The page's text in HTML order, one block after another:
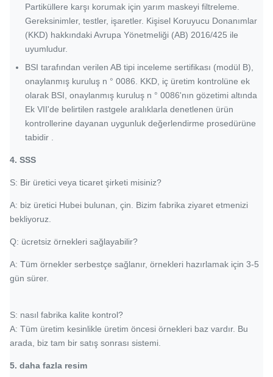
Partiküllere karşı korumak için yarım maskeyi filtreleme.
Gereksinimler, testler, işaretler. Kişisel Koruyucu Donanımlar
(KKD) hakkındaki Avrupa Yönetmeliği (AB) 2016/425 ile
uyumludur.
BSI tarafından verilen AB tipi inceleme sertifikası (modül B),
onaylanmış kuruluş n ° 0086.
KKD, iç üretim kontrolüne ek
olarak BSI, onaylanmış kuruluş n ° 0086'nın gözetimi altında
Ek VII'de belirtilen rastgele aralıklarla denetlenen ürün
kontrollerine dayanan uygunluk değerlendirme prosedürüne
tabidir
4. SSS
S: Bir üretici veya ticaret şirketi misiniz?
A: biz üretici Hubei bulunan, çin. Bizim fabrika ziyaret etmenizi
bekliyoruz.
Q: ücretsiz örnekleri sağlayabilir?
A: Tüm örnekler serbestçe sağlanır, örnekleri hazırlamak için 3-5
gün sürer.
S: nasıl fabrika kalite kontrol?
A: Tüm üretim kesinlikle üretim öncesi örnekleri baz vardır. Bu
arada, biz tam bir satış sonrası sistemi.
5. daha fazla resim